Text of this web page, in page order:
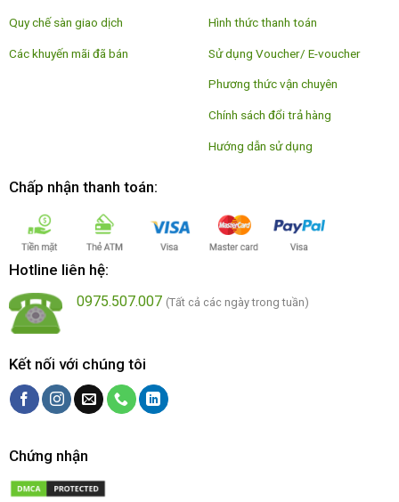
Quy chế sàn giao dịch
Các khuyến mãi đã bán
Hình thức thanh toán
Sử dụng Voucher/ E-voucher
Phương thức vận chuyên
Chính sách đổi trả hàng
Hướng dẫn sử dụng
Chấp nhận thanh toán:
Hotline liên hệ:
0975.507.007 (Tất cả các ngày trong tuần)
Kết nối với chúng tôi
Chứng nhận